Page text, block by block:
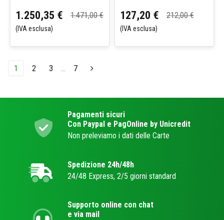
1.250,35 €
(IVA esclusa)
1.471,00 € 127,20 €
(IVA esclusa)
212,00 €
1 2 3 … 7
Pagamenti sicuri
Con Paypal e PagOnline by Unicredit
Non preleviamo i dati delle Carte
Spedizione 24h/48h
24/48 Express, 2/5 giorni standard
Supporto online con chat
e via mail